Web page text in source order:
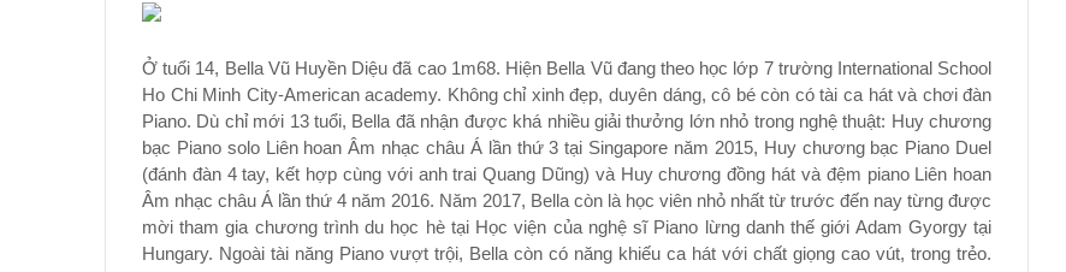
Ở tuổi 14, Bella Vũ Huyền Diệu đã cao 1m68. Hiện Bella Vũ đang theo học lớp 7 trường International School
Ho Chi Minh City-American academy. Không chỉ xinh đẹp, duyên dáng, cô bé còn có tài ca hát và chơi đàn
Piano. Dù chỉ mới 13 tuổi, Bella đã nhận được khá nhiều giải thưởng lớn nhỏ trong nghệ thuật: Huy chương
bạc Piano solo Liên hoan Âm nhạc châu Á lần thứ 3 tại Singapore năm 2015, Huy chương bạc Piano Duel
(đánh đàn 4 tay, kết hợp cùng với anh trai Quang Dũng) và Huy chương đồng hát và đệm piano Liên hoan
Âm nhạc châu Á lần thứ 4 năm 2016. Năm 2017, Bella còn là học viên nhỏ nhất từ trước đến nay từng được
mời tham gia chương trình du học hè tại Học viện của nghệ sĩ Piano lừng danh thế giới Adam Gyorgy tại
Hungary. Ngoài tài năng Piano vượt trội, Bella còn có năng khiếu ca hát với chất giọng cao vút, trong trẻo.